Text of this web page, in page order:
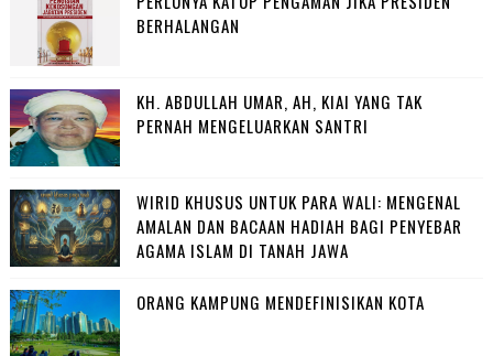
BERHALANGAN
KH. ABDULLAH UMAR, AH, KIAI YANG TAK
PERNAH MENGELUARKAN SANTRI
WIRID KHUSUS UNTUK PARA WALI: MENGENAL
AMALAN DAN BACAAN HADIAH BAGI PENYEBAR
AGAMA ISLAM DI TANAH JAWA
ORANG KAMPUNG MENDEFINISIKAN KOTA